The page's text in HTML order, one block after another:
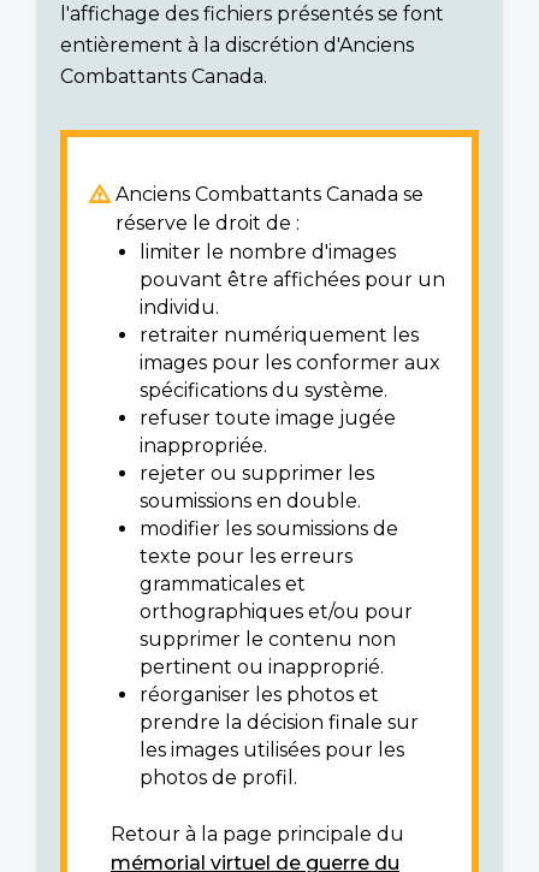
l'affichage des fichiers présentés se font
entièrement à la discrétion d'Anciens
Combattants Canada.
Anciens Combattants Canada se
réserve le droit de :
limiter le nombre d'images
pouvant être affichées pour un
individu.
retraiter numériquement les
images pour les conformer aux
spécifications du système.
refuser toute image jugée
inappropriée.
rejeter ou supprimer les
soumissions en double.
modifier les soumissions de
texte pour les erreurs
grammaticales et
orthographiques et/ou pour
supprimer le contenu non
pertinent ou inapproprié.
réorganiser les photos et
prendre la décision finale sur
les images utilisées pour les
photos de profil.
Retour à la page principale du
mémorial virtuel de guerre du